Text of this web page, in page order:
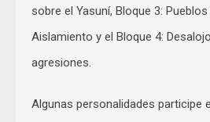
sobre el Yasuní, Bloque 3:
Aislamiento y el Bloque 4:
agresiones.
Algunas personalidades participe